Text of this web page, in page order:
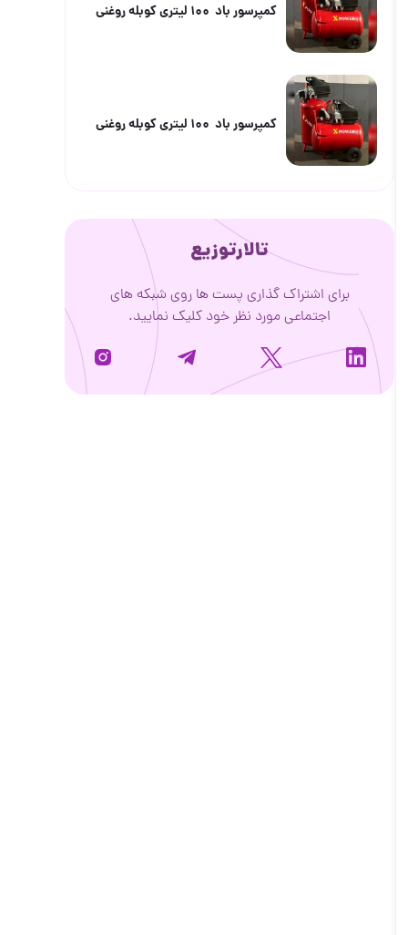
کمپرسور باد ۱۰۰ لیتری کوبله روغنی
کمپرسور باد ۱۰۰ لیتری کوبله روغنی
تالارتوزیع
برای اشتراک گذاری پست ها روی شبکه های
اجتماعی مورد نظر خود کلیک نمایید.